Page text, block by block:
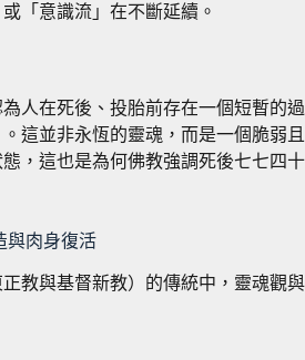
「意識流」在不斷延續。
人在死後、投胎前存在一個短暫的過
這並非永恆的靈魂，而是一個脆弱且
，這也是為何佛教強調死後七七四十
與肉身復活
教與基督新教）的傳統中，靈魂觀與